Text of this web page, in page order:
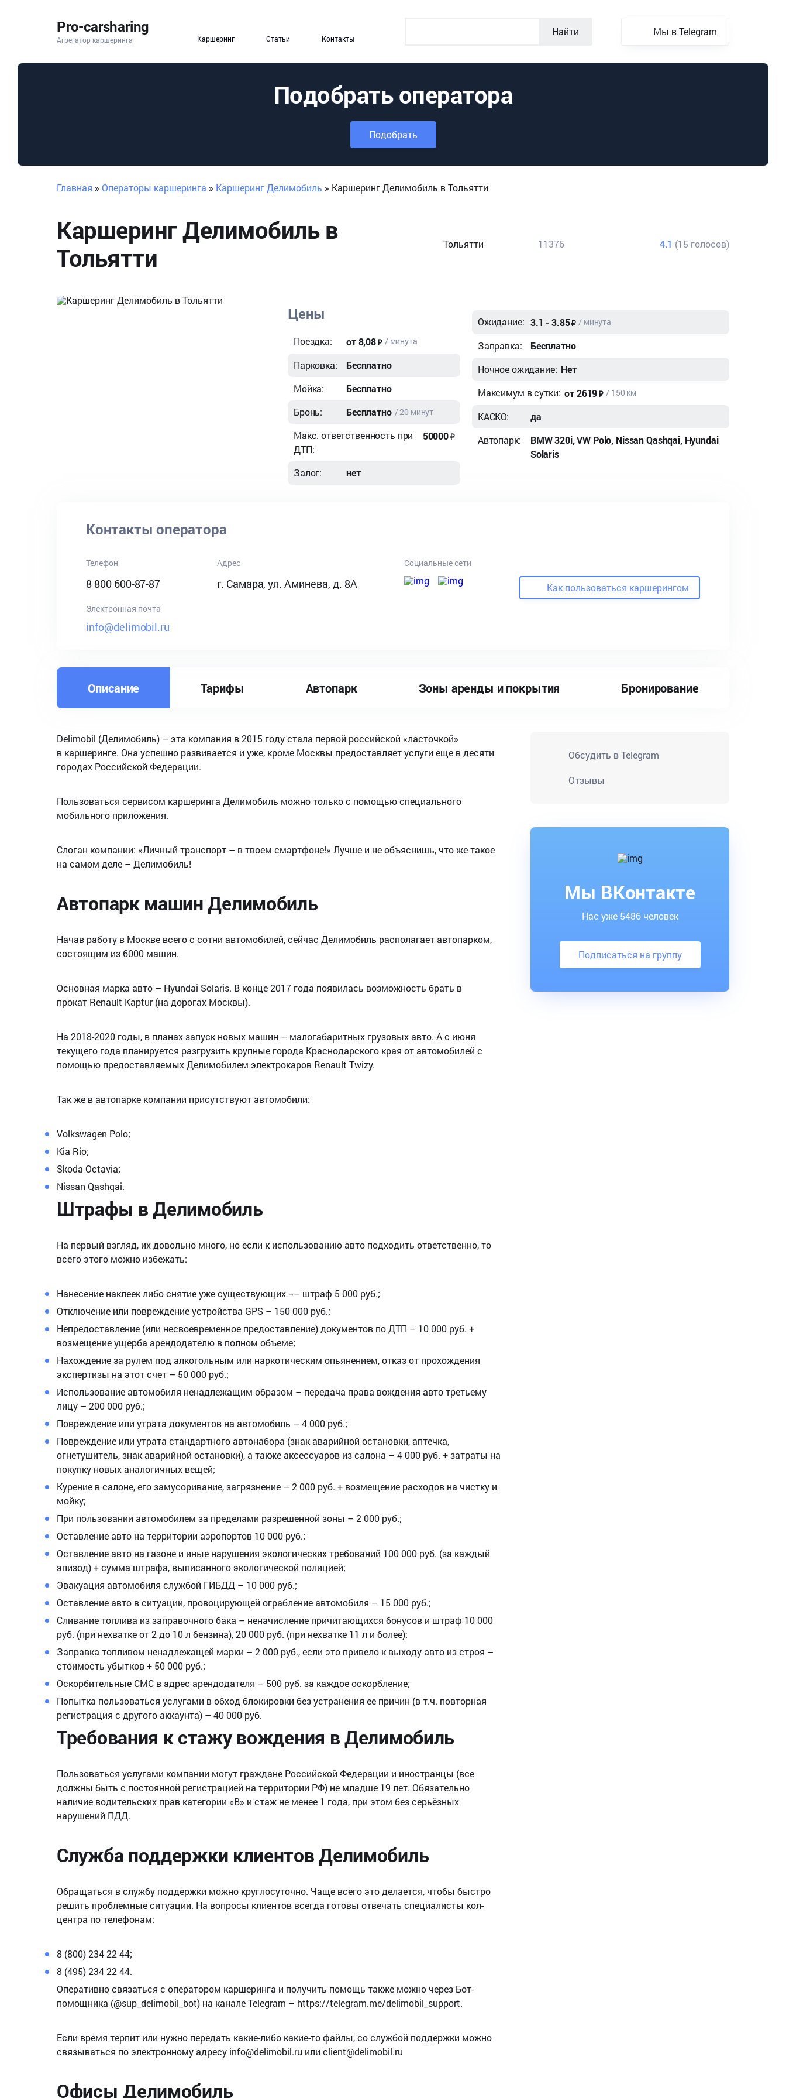
Pro-carsharing
Агрегатор каршеринга Каршеринг Статьи Контакты
Найти Мы в Telegram
Подобрать оператора
Подобрать
Главная » Операторы каршеринга » Каршеринг Делимобиль » Каршеринг Делимобиль в Тольятти
Каршеринг Делимобиль в
Тольятти
Тольятти 11376 4.1 (15 голосов)
Цены
Поездка: от 8,08 / минута
Парковка:
Бесплатно
Мойка:
Бесплатно
Бронь:
Бесплатно / 20 минут
Макс. ответственность при
ДТП:
50000
Залог: нет
Ожидание: 3.1 - 3.85 / минута
Заправка:
Бесплатно
Ночное ожидание: Нет
Максимум в сутки: от 2619 / 150 км
КАСКО:
да
Автопарк:
BMW 320i, VW Polo, Nissan Qashqai, Hyundai
Solaris
Контакты оператора
Телефон
8 800 600-87-87
Электронная почта
info@delimobil.ru
Адрес
г. Самара, ул. Аминева, д. 8А
Социальные сети
Как пользоваться каршерингом
Описание Тарифы Автопарк Зоны аренды и покрытия Бронирование
Delimobil (Делимобиль) – эта компания в 2015 году стала первой российской «ласточкой»
в каршеринге. Она успешно развивается и уже, кроме Москвы предоставляет услуги еще в десяти
городах Российской Федерации.
Пользоваться сервисом каршеринга Делимобиль можно только с помощью специального
мобильного приложения.
Слоган компании: «Личный транспорт – в твоем смартфоне!» Лучше и не объяснишь, что же такое
на самом деле – Делимобиль!
Автопарк машин Делимобиль
Начав работу в Москве всего с сотни автомобилей, сейчас Делимобиль располагает автопарком,
состоящим из 6000 машин.
Основная марка авто – Hyundai Solaris. В конце 2017 года появилась возможность брать в
прокат Renault Kaptur (на дорогах Москвы).
На 2018-2020 годы, в планах запуск новых машин – малогабаритных грузовых авто. А с июня
текущего года планируется разгрузить крупные города Краснодарского края от автомобилей с
помощью предоставляемых Делимобилем электрокаров Renault Twizy.
Так же в автопарке компании присутствуют автомобили:
Volkswagen Polo;
Kia Rio;
Skoda Octavia;
Nissan Qashqai.
Штрафы в Делимобиль
На первый взгляд, их довольно много, но если к использованию авто подходить ответственно, то
всего этого можно избежать:
Нанесение наклеек либо снятие уже существующих ¬– штраф 5 000 руб.;
Отключение или повреждение устройства GPS – 150 000 руб.;
Непредоставление (или несвоевременное предоставление) документов по ДТП – 10 000 руб. +
возмещение ущерба арендодателю в полном объеме;
Нахождение за рулем под алкогольным или наркотическим опьянением, отказ от прохождения
экспертизы на этот счет – 50 000 руб.;
Использование автомобиля ненадлежащим образом – передача права вождения авто третьему
лицу – 200 000 руб.;
Повреждение или утрата документов на автомобиль – 4 000 руб.;
Повреждение или утрата стандартного автонабора (знак аварийной остановки, аптечка,
огнетушитель, знак аварийной остановки), а также аксессуаров из салона – 4 000 руб. + затраты на
покупку новых аналогичных вещей;
Курение в салоне, его замусоривание, загрязнение – 2 000 руб. + возмещение расходов на чистку и
мойку;
При пользовании автомобилем за пределами разрешенной зоны – 2 000 руб.;
Оставление авто на территории аэропортов 10 000 руб.;
Оставление авто на газоне и иные нарушения экологических требований 100 000 руб. (за каждый
эпизод) + сумма штрафа, выписанного экологической полицией;
Эвакуация автомобиля службой ГИБДД – 10 000 руб.;
Оставление авто в ситуации, провоцирующей ограбление автомобиля – 15 000 руб.;
Сливание топлива из заправочного бака – неначисление причитающихся бонусов и штраф 10 000
руб. (при нехватке от 2 до 10 л бензина), 20 000 руб. (при нехватке 11 л и более);
Заправка топливом ненадлежащей марки – 2 000 руб., если это привело к выходу авто из строя –
стоимость убытков + 50 000 руб.;
Оскорбительные СМС в адрес арендодателя – 500 руб. за каждое оскорбление;
Попытка пользоваться услугами в обход блокировки без устранения ее причин (в т.ч. повторная
регистрация с другого аккаунта) – 40 000 руб.
Требования к стажу вождения в Делимобиль
Пользоваться услугами компании могут граждане Российской Федерации и иностранцы (все
должны быть с постоянной регистрацией на территории РФ) не младше 19 лет. Обязательно
наличие водительских прав категории «В» и стаж не менее 1 года, при этом без серьёзных
нарушений ПДД.
Служба поддержки клиентов Делимобиль
Обращаться в службу поддержки можно круглосуточно. Чаще всего это делается, чтобы быстро
решить проблемные ситуации. На вопросы клиентов всегда готовы отвечать специалисты кол-
центра по телефонам:
8 (800) 234 22 44;
8 (495) 234 22 44.
Оперативно связаться с оператором каршеринга и получить помощь также можно через Бот-
помощника (@sup_delimobil_bot) на канале Telegram – https://telegram.me/delimobil_support.
Если время терпит или нужно передать какие-либо какие-то файлы, со службой поддержки можно
связываться по электронному адресу info@delimobil.ru или client@delimobil.ru
Офисы Делимобиль
Обсудить в Telegram
Отзывы
Мы ВКонтакте
Нас уже 5486 человек
Подписаться на группу